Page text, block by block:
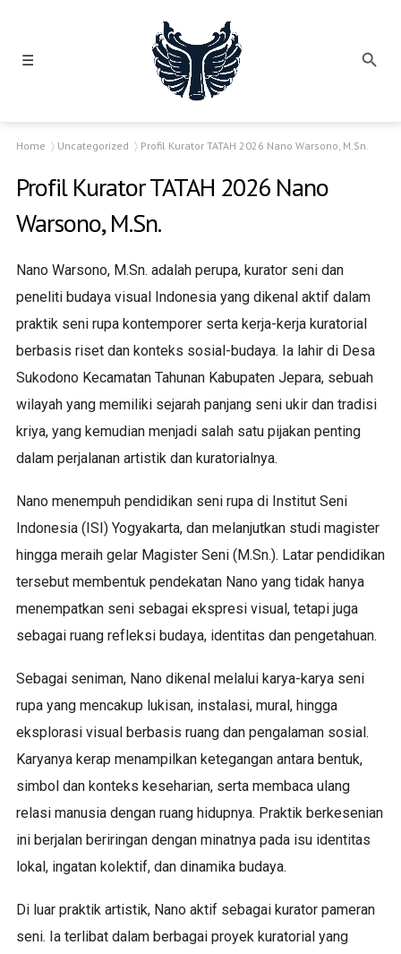
☰
Home Uncategorized Profil Kurator TATAH 2026 Nano Warsono, M.Sn.
Profil Kurator TATAH 2026 Nano
Warsono, M.Sn.
Nano Warsono, M.Sn. adalah perupa, kurator seni dan
peneliti budaya visual Indonesia yang dikenal aktif dalam
praktik seni rupa kontemporer serta kerja-kerja kuratorial
berbasis riset dan konteks sosial-budaya. Ia lahir di Desa
Sukodono Kecamatan Tahunan Kabupaten Jepara, sebuah
wilayah yang memiliki sejarah panjang seni ukir dan tradisi
kriya, yang kemudian menjadi salah satu pijakan penting
dalam perjalanan artistik dan kuratorialnya.
Nano menempuh pendidikan seni rupa di Institut Seni
Indonesia (ISI) Yogyakarta, dan melanjutkan studi magister
hingga meraih gelar Magister Seni (M.Sn.). Latar pendidikan
tersebut membentuk pendekatan Nano yang tidak hanya
menempatkan seni sebagai ekspresi visual, tetapi juga
sebagai ruang refleksi budaya, identitas dan pengetahuan.
Sebagai seniman, Nano dikenal melalui karya-karya seni
rupa yang mencakup lukisan, instalasi, mural, hingga
eksplorasi visual berbasis ruang dan pengalaman sosial.
Karyanya kerap menampilkan ketegangan antara bentuk,
simbol dan konteks keseharian, serta membaca ulang
relasi manusia dengan ruang hidupnya. Praktik berkesenian
ini berjalan beriringan dengan minatnya pada isu identitas
lokal, ingatan kolektif, dan dinamika budaya.
Di luar praktik artistik, Nano aktif sebagai kurator pameran
seni. Ia terlibat dalam berbagai proyek kuratorial yang